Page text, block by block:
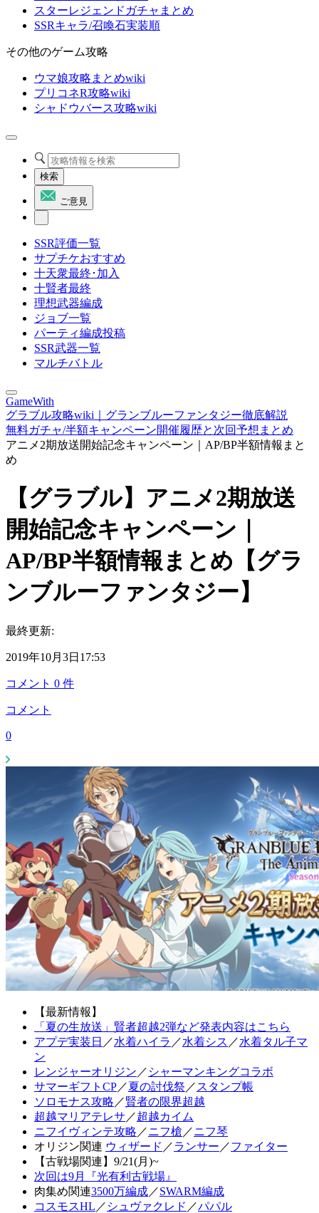
スターレジェンドガチャまとめ
SSRキャラ/召喚石実装順
その他のゲーム攻略
ウマ娘攻略まとめwiki
プリコネR攻略wiki
シャドウバース攻略wiki
検索
ご意見
SSR評価一覧
サプチケおすすめ
十天衆最終･加入
十賢者最終
理想武器編成
ジョブ一覧
パーティ編成投稿
SSR武器一覧
マルチバトル
GameWith
グラブル攻略wiki｜グランブルーファンタジー徹底解説
無料ガチャ/半額キャンペーン開催履歴と次回予想まとめ
アニメ2期放送開始記念キャンペーン｜AP/BP半額情報まと
め
【グラブル】アニメ2期放送
開始記念キャンペーン｜
AP/BP半額情報まとめ【グラ
ンブルーファンタジー】
最終更新:
2019年10月3日17:53
コメント 0 件
コメント
0
【最新情報】
「夏の生放送」賢者超越2弾など発表内容はこちら
アプデ実装日 ／水着ハイラ ／水着シス ／水着タル子マ
ン
レンジャーオリジン ／ シャーマンキングコラボ
サマーギフトCP／夏の討伐祭 ／ スタンプ帳
ソロモナス攻略 ／賢者の限界超越
超越マリアテレサ ／超越カイム
ニフイヴィンテ攻略 ／ニフ槍 ／ニフ琴
オリジン関連 ウィザード ／ランサー ／ファイター
【古戦場関連】9/21(月)~
次回は9月『光有利古戦場』
肉集め関連3500万編成／SWARM編成
コスモスHL ／ シュヴァクレド ／パパル